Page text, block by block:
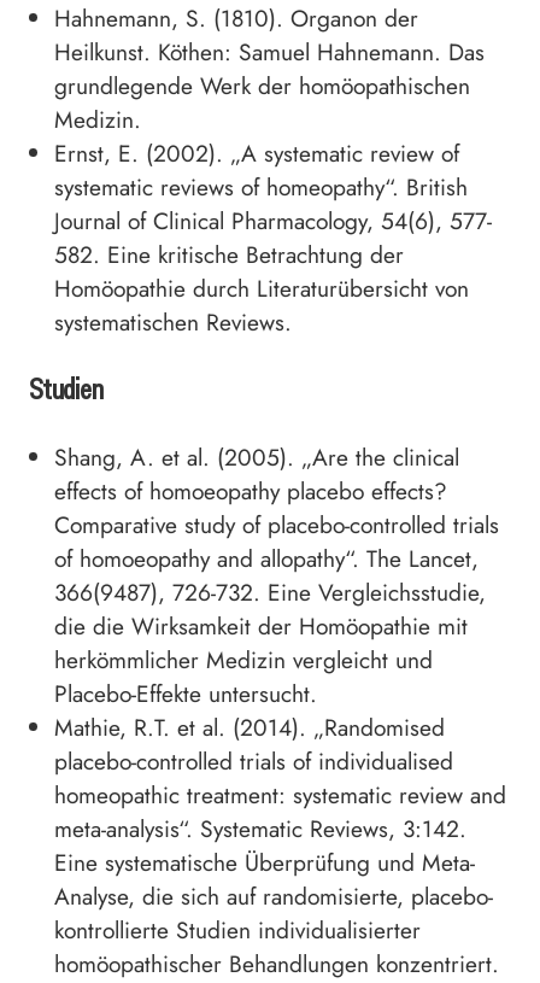
Hahnemann, S. (1810). Organon der
Heilkunst. Köthen: Samuel Hahnemann. Das
grundlegende Werk der homöopathischen
Medizin.
Ernst, E. (2002). „A systematic review of
systematic reviews of homeopathy“. British
Journal of Clinical Pharmacology, 54(6), 577-
582. Eine kritische Betrachtung der
Homöopathie durch Literaturübersicht von
systematischen Reviews.
Studien
Shang, A. et al. (2005). „Are the clinical
effects of homoeopathy placebo effects?
Comparative study of placebo-controlled trials
of homoeopathy and allopathy“. The Lancet,
366(9487), 726-732. Eine Vergleichsstudie,
die die Wirksamkeit der Homöopathie mit
herkömmlicher Medizin vergleicht und
Placebo-Effekte untersucht.
Mathie, R.T. et al. (2014). „Randomised
placebo-controlled trials of individualised
homeopathic treatment: systematic review and
meta-analysis“. Systematic Reviews, 3:142.
Eine systematische Überprüfung und Meta-
Analyse, die sich auf randomisierte, placebo-
kontrollierte Studien individualisierter
homöopathischer Behandlungen konzentriert.